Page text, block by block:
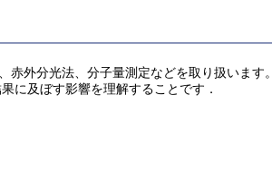
外分光法、分子量測定などを取り扱います。
に及ぼす影響を理解することです．